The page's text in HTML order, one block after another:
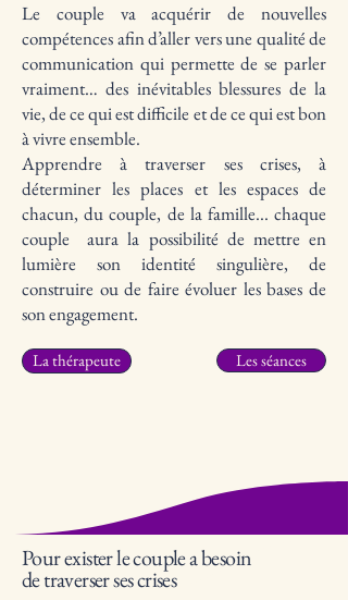
Le couple va acquérir de nouvelles
compétences afin d’aller vers une qualité de
communication qui permette de se parler
vraiment… des inévitables blessures de la
vie, de ce qui est difficile et de ce qui est bon
à vivre ensemble.
Apprendre à traverser ses crises, à
déterminer les places et les espaces de
chacun, du couple, de la famille... chaque
couple aura la possibilité de mettre en
lumière son identité singulière, de
construire ou de faire évoluer les bases de
son engagement.
La thérapeute Les séances
Pour exister le couple a besoin
de traverser ses crises